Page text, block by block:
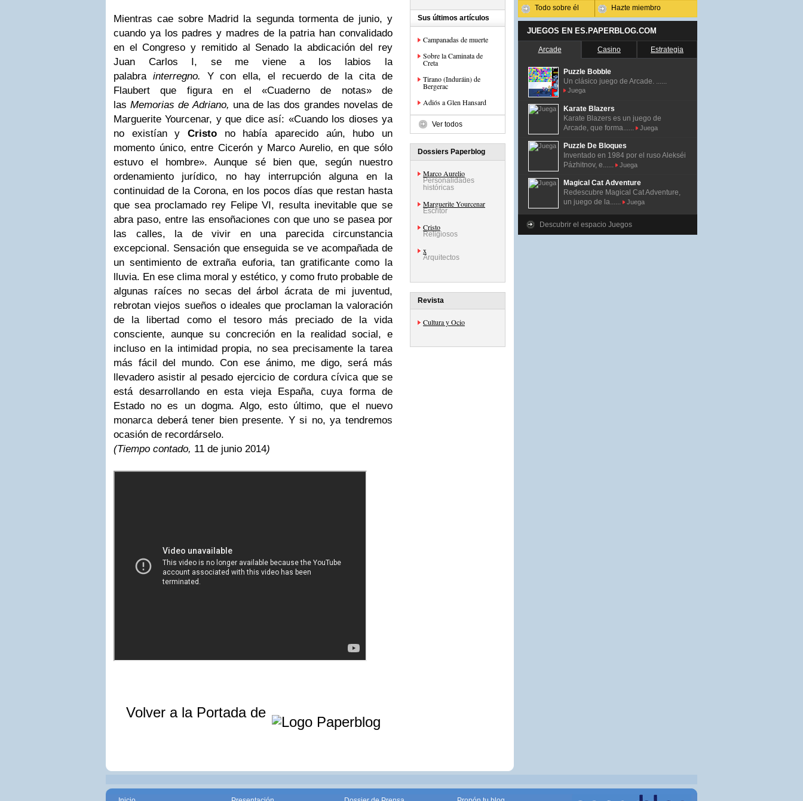
Mientras cae sobre Madrid la segunda tormenta de junio, y
cuando ya los padres y madres de la patria han convalidado
en el Congreso y remitido al Senado la abdicación del rey
Juan Carlos I, se me viene a los labios la
palabra interregno. Y con ella, el recuerdo de la cita de
Flaubert que figura en el «Cuaderno de notas» de
lasMemorias de Adriano, una de las dos grandes novelas de
Marguerite Yourcenar, y que dice así: «Cuando los dioses ya
no existían y Cristo no había aparecido aún, hubo un
momento único, entre Cicerón y Marco Aurelio, en que sólo
estuvo el hombre». Aunque sé bien que, según nuestro
ordenamiento jurídico, no hay interrupción alguna en la
continuidad de la Corona, en los pocos días que restan hasta
que sea proclamado rey Felipe VI, resulta inevitable que se
abra paso, entre las ensoñaciones con que uno se pasea por
las calles, la de vivir en una parecida circunstancia
excepcional. Sensación que enseguida se ve acompañada de
un sentimiento de extraña euforia, tan gratificante como la
lluvia. En ese clima moral y estético, y como fruto probable de
algunas raíces no secas del árbol ácrata de mi juventud,
rebrotan viejos sueños o ideales que proclaman la valoración
de la libertad como el tesoro más preciado de la vida
consciente, aunque su concreción en la realidad social, e
incluso en la intimidad propia, no sea precisamente la tarea
más fácil del mundo. Con ese ánimo, me digo, será más
llevadero asistir al pesado ejercicio de cordura cívica que se
está desarrollando en esta vieja España, cuya forma de
Estado no es un dogma. Algo, esto último, que el nuevo
monarca deberá tener bien presente. Y si no, ya tendremos
ocasión de recordárselo.
(Tiempo contado, 11 de junio 2014)
Volver a la Portada de
Sus últimos artículos
Campanadas de muerte
Sobre la Caminata de
Creta
Tirano (Induráin) de
Bergerac
Adiós a Glen Hansard
Ver todos
Dossiers Paperblog
Marco Aurelio
Personalidades
históricas
Marguerite Yourcenar
Escritor
Cristo
Religiosos
x
Arquitectos
Revista
Cultura y Ocio
Todo sobre él Hazte miembro
JUEGOS EN ES.PAPERBLOG.COM
Arcade Casino Estrategia
Puzzle Bobble
Un clásico juego de Arcade. ......
Juega
Karate Blazers
Karate Blazers es un juego de
Arcade, que forma......
Juega
Puzzle De Bloques
Inventado en 1984 por el ruso Alekséi
Pázhitnov, e......
Juega
Magical Cat Adventure
Redescubre Magical Cat Adventure,
un juego de la......
Juega
Descubrir el espacio Juegos